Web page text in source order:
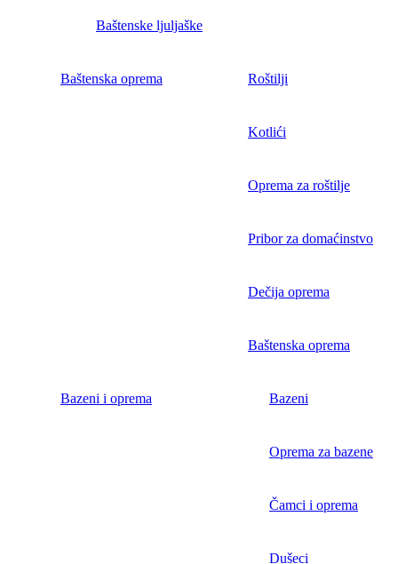
Baštenske ljuljaške
Baštenska oprema Roštilji
Kotlići
Oprema za roštilje
Pribor za domaćinstvo
Dečija oprema
Baštenska oprema
Bazeni i oprema Bazeni
Oprema za bazene
Čamci i oprema
Dušeci